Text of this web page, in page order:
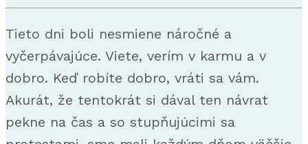
Tieto dni boli nesmiene náročné a
vyčerpávajúce. Viete, verím v karmu a v
dobro. Keď robíte dobro, vráti sa vám.
Akurát, že tentokrát si dával ten návrat
pekne na čas a so stupňujúcimi sa